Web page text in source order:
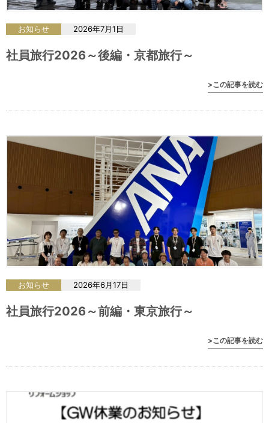
お知らせ 2026年7月1日
社員旅行2026～後編・京都旅行～
>この記事を読む
お知らせ 2026年6月17日
社員旅行2026～前編・東京旅行～
>この記事を読む